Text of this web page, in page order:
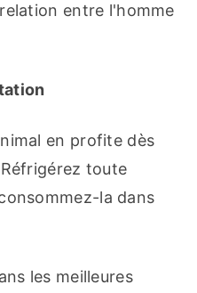
entre l'homme
en profite dès
toute
la dans
les meilleures